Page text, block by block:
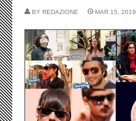
BY REDAZIONE MAR 15, 2019